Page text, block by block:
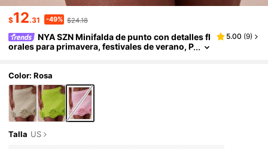
$12.31 -49% $24.18
NYA SZN Minifalda de punto con detalles fl
orales para primavera, festivales de verano, P
5.00 (9)
Color: Rosa
Talla US